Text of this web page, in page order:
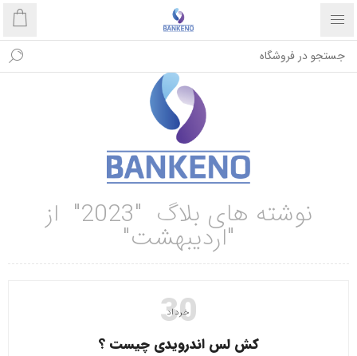
نوشته های بلاگ "2023" از
"اردیبهشت"
30
خرداد
کش لس اندرویدی چیست ؟